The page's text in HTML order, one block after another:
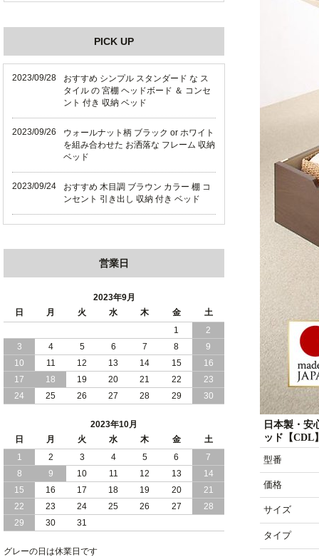
日本製・安
ッド【CDL
型番
価格
サイズ
タイプ
PICK UP
2023/09/28
おすすめ シンプル スタンダード な ス
タイル の 宮棚 ヘッドボード ＆ コンセ
ント 付き 収納 ベッド
2023/09/26
ウォールナット柄 ブラック or ホワイト
を組み合わせた お洒落な フレーム 収納
ベッド
2023/09/24
おすすめ 木目調 ブラウン カラー 棚 コ
ンセント 引き出し 収納 付き ベッド
2023/09/18
おすすめ 多機能 棚 ・ 照明 ・ コンセン
2023/09/10
高級感 溢れる ブラック フレーム 多機
能 ヘッドボード 付き 収納 ベッド
2023/09/08
おすすめ シンプル スタイリッシュ 棚
コンセント 引き出し 収納 付き ベッド
2023/08/30
おすすめ 棚 コンセント 付き ウォルナ
2023/08/08
棚 コンセント 付き 便利 ウォルナット
柄 引き出し 収納 付き ベッド
2023/08/03
フラットヘッドボード 艶 ブラック 引き
出し 収納 付き ベッド
営業日
2023年9月
日
月 火 水 木 金
土
1
2
3
4 5 6 7 8
9
10
11 12 13 14 15
16
17
18 19 20 21 22
23
24
25 26 27 28 29 30
2023年10月
日
月 火 水 木 金
土
1
2 3 4 5 6
7
8
9 10 11 12 13
14
15
16 17 18 19 20
21
22
23 24 25 26 27
28
29
30 31
グレーの日は休業日です